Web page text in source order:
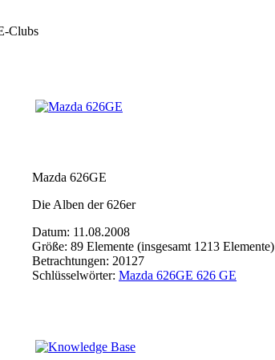
Clubs
Mazda 626GE
Die Alben der 626er
Datum: 11.08.2008
Größe: 89 Elemente (insgesamt 1213 Elemente)
Betrachtungen: 20127
Schlüsselwörter: Mazda 626GE 626 GE